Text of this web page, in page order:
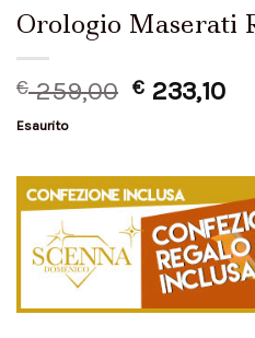
Orologio Maserati
€259,00 € 233,10
Esaurito